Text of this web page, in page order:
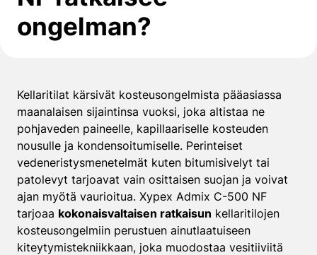
ongelman?
Kellaritilat kärsivät kosteusongelmista pääasiassa
maanalaisen sijaintinsa vuoksi, joka altistaa ne
pohjaveden paineelle, kapillaariselle kosteuden
nousulle ja kondensoitumiselle. Perinteiset
vedeneristysmenetelmät kuten bitumisivelyt tai
patolevyt tarjoavat vain osittaisen suojan ja voivat
ajan myötä vaurioitua. Xypex Admix C-500 NF
tarjoaa kokonaisvaltaisen ratkaisun kellaritilojen
kosteusongelmiin perustuen ainutlaatuiseen
kiteytymistekniikkaan, joka muodostaa vesitiiviitä